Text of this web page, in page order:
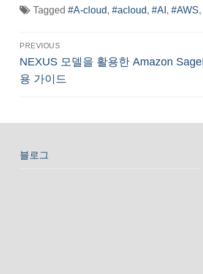
Tagged #A-cloud, #acloud, #AI , #AWS,
글
탐
색
PREVIOUS
Previous
post:
NEXUS 모델을 활용한 Amazon
용 가이드
블로그